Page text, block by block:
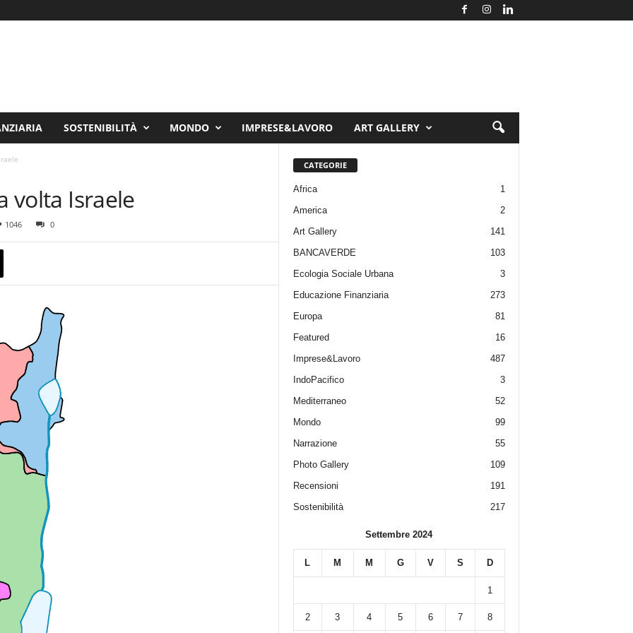
SOSTENIBILITÀ MONDO IMPRESE&LAVORO ART GALLERY
volta Israele
1046 0
CATEGORIE
Africa
1
America
2
Art Gallery
141
BANCAVERDE
103
Ecologia Sociale Urbana
3
Educazione Finanziaria
273
Europa
81
Featured
16
Imprese&Lavoro
487
IndoPacifico
3
Mediterraneo
52
Mondo
99
Narrazione
55
Photo Gallery
109
Recensioni
191
Sostenibilità
217
Settembre 2024
L M M G V S D
1
2 3 4 5 6 7 8